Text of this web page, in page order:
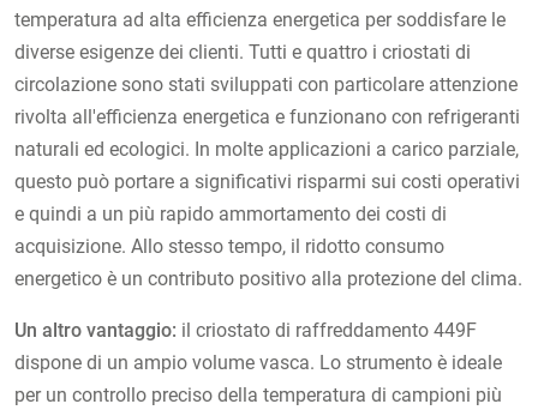
temperatura ad alta efficienza energetica per soddisfare le
diverse esigenze dei clienti. Tutti e quattro i criostati di
circolazione sono stati sviluppati con particolare attenzione
rivolta all'efficienza energetica e funzionano con refrigeranti
naturali ed ecologici. In molte applicazioni a carico parziale,
questo può portare a significativi risparmi sui costi operativi
e quindi a un più rapido ammortamento dei costi di
acquisizione. Allo stesso tempo, il ridotto consumo
energetico è un contributo positivo alla protezione del clima.
Un altro vantaggio: il criostato di raffreddamento 449F
dispone di un ampio volume vasca. Lo strumento è ideale
per un controllo preciso della temperatura di campioni più